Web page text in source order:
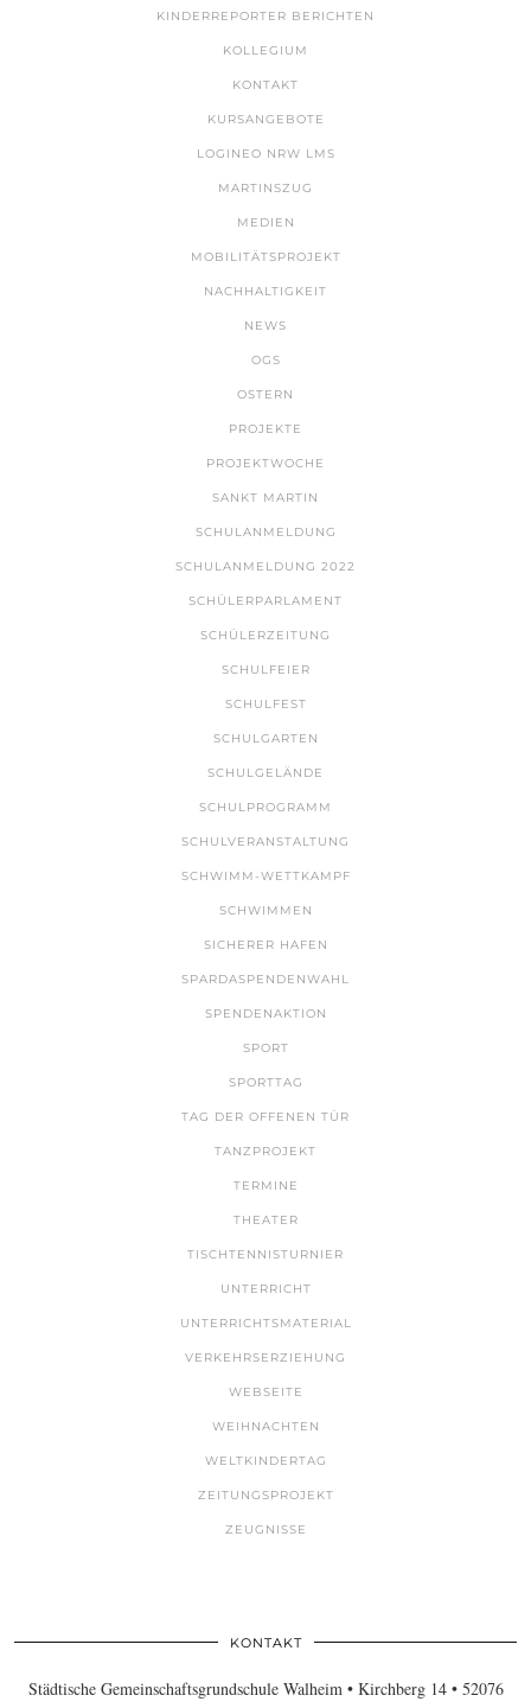
KINDERREPORTER BERICHTEN
KOLLEGIUM
KONTAKT
KURSANGEBOTE
LOGINEO NRW LMS
MARTINSZUG
MEDIEN
MOBILITÄTSPROJEKT
NACHHALTIGKEIT
NEWS
OGS
OSTERN
PROJEKTE
PROJEKTWOCHE
SANKT MARTIN
SCHULANMELDUNG
SCHULANMELDUNG 2022
SCHÜLERPARLAMENT
SCHÜLERZEITUNG
SCHULFEIER
SCHULFEST
SCHULGARTEN
SCHULGELÄNDE
SCHULPROGRAMM
SCHULVERANSTALTUNG
SCHWIMM-WETTKAMPF
SCHWIMMEN
SICHERER HAFEN
SPARDASPENDENWAHL
SPENDENAKTION
SPORT
SPORTTAG
TAG DER OFFENEN TÜR
TANZPROJEKT
TERMINE
THEATER
TISCHTENNISTURNIER
UNTERRICHT
UNTERRICHTSMATERIAL
VERKEHRSERZIEHUNG
WEBSEITE
WEIHNACHTEN
WELTKINDERTAG
ZEITUNGSPROJEKT
ZEUGNISSE
KONTAKT
Städtische Gemeinschaftsgrundschule Walheim • Kirchberg 14 • 52076